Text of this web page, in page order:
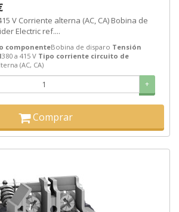
Bobina de
Electric ref....
componenteBobina de disparo Tensión
380 a 415 V Tipo corriente circuito de
(AC, CA)
+
Comprar